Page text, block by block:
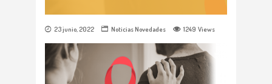
23 junio, 2022 NoticiasNovedades 1249 Views